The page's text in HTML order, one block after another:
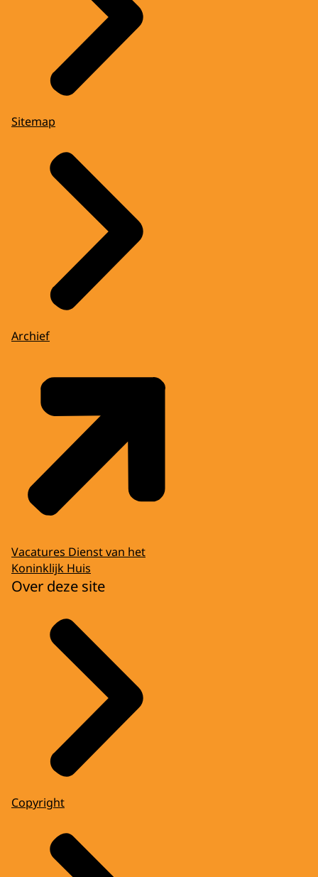
Sitemap
Archief
Vacatures Dienst van het
Koninklijk Huis
Over deze site
Copyright